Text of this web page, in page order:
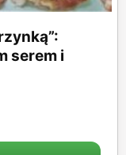
serem i